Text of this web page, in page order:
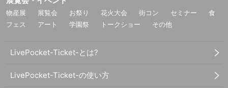
物産展 展覧会 お祭り 花火大会 街コン セミナー
食
フェス
アート 学園祭 トークショー その他
LivePocket-Ticket-とは?
LivePocket-Ticket-の使い方